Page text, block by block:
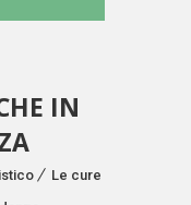
IN
Le cure